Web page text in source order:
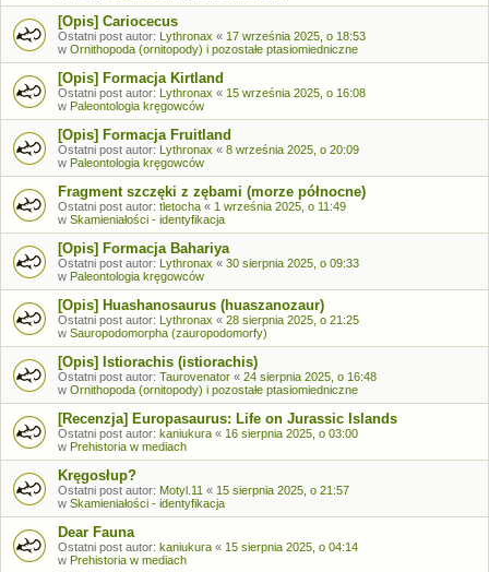
[Opis] Cariocecus
Ostatni post autor: Lythronax « 17 września 2025, o 18:53
w Ornithopoda (ornitopody) i pozostałe ptasiomiedniczne
[Opis] Formacja Kirtland
Ostatni post autor: Lythronax « 15 września 2025, o 16:08
w Paleontologia kręgowców
[Opis] Formacja Fruitland
Ostatni post autor: Lythronax « 8 września 2025, o 20:09
w Paleontologia kręgowców
Fragment szczęki z zębami (morze północne)
Ostatni post autor: tletocha « 1 września 2025, o 11:49
w Skamieniałości - identyfikacja
[Opis] Formacja Bahariya
Ostatni post autor: Lythronax « 30 sierpnia 2025, o 09:33
w Paleontologia kręgowców
[Opis] Huashanosaurus (huaszanozaur)
Ostatni post autor: Lythronax « 28 sierpnia 2025, o 21:25
w Sauropodomorpha (zauropodomorfy)
[Opis] Istiorachis (istiorachis)
Ostatni post autor: Taurovenator « 24 sierpnia 2025, o 16:48
w Ornithopoda (ornitopody) i pozostałe ptasiomiedniczne
[Recenzja] Europasaurus: Life on Jurassic Islands
Ostatni post autor: kaniukura « 16 sierpnia 2025, o 03:00
w Prehistoria w mediach
Kręgosłup?
Ostatni post autor: Motyl.11 « 15 sierpnia 2025, o 21:57
w Skamieniałości - identyfikacja
Dear Fauna
Ostatni post autor: kaniukura « 15 sierpnia 2025, o 04:14
w Prehistoria w mediach